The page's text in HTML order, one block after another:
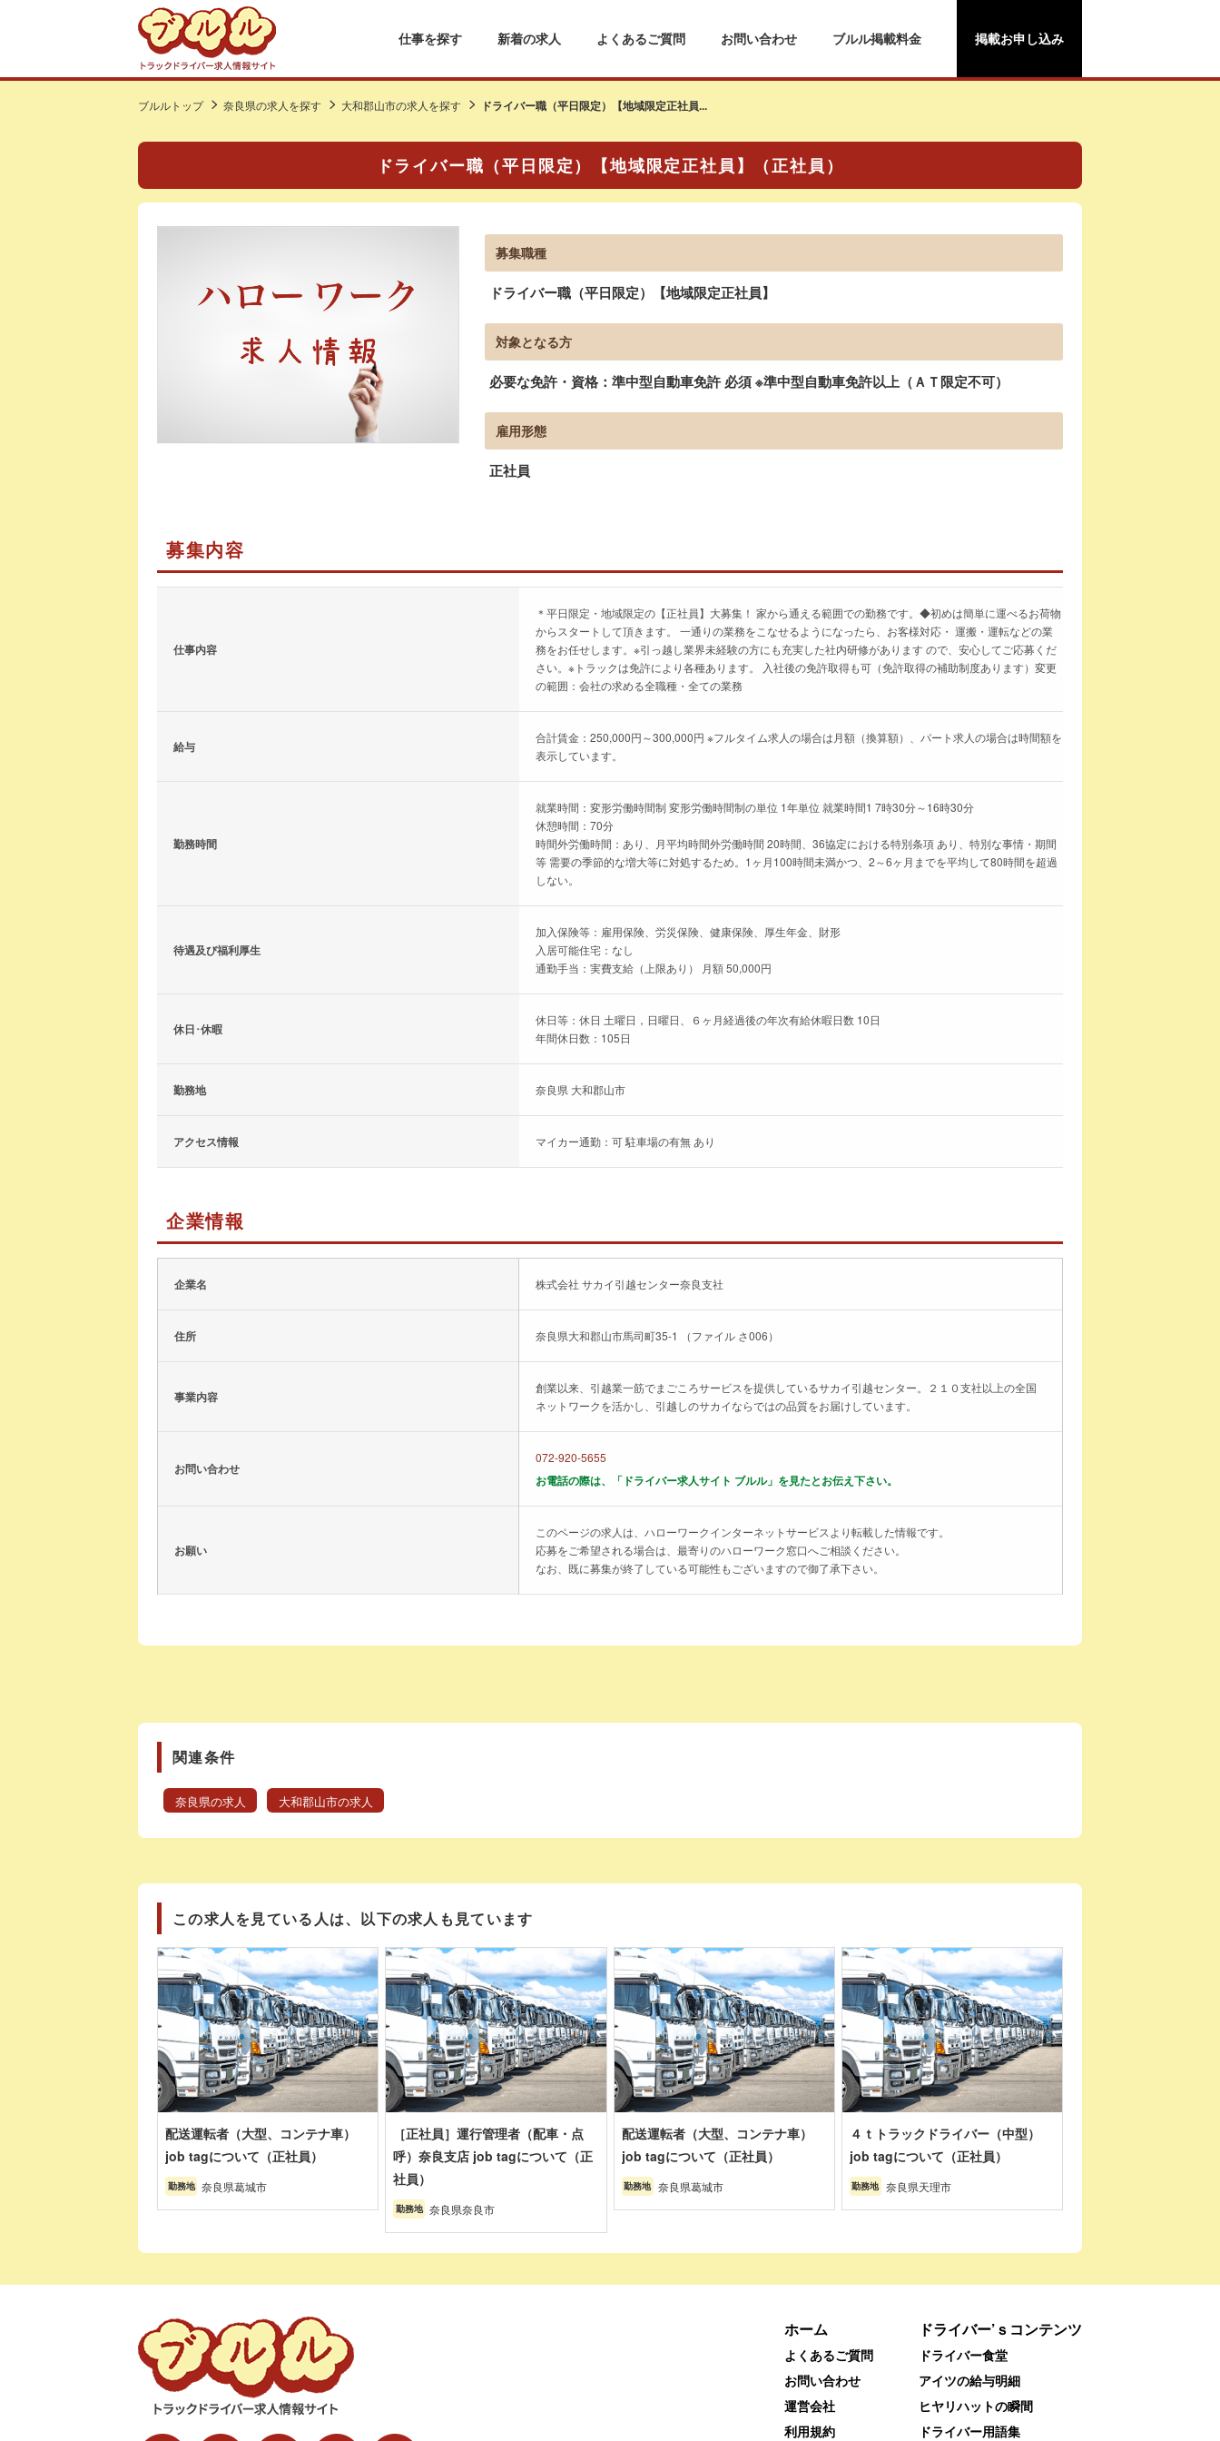
仕事を探す 新着の求人 よくあるご質問 お問い合わせ ブルル掲載料金 掲載お申し込み
ブルルトップ 奈良県の求人を探す 大和郡山市の求人を探す ドライバー職（平日限定）【地域限定正社員...
ドライバー職（平日限定）【地域限定正社員】（正社員）
募集職種
ドライバー職（平日限定）【地域限定正社員】
対象となる方
必要な免許・資格：準中型自動車免許 必須 ※準中型自動車免許以上（ＡＴ限定不可）
雇用形態
正社員
募集内容
仕事内容
＊平日限定・地域限定の【正社員】大募集！ 家から通える範囲での勤務です。◆初めは簡単に運べるお荷物
からスタートして頂きます。 一通りの業務をこなせるようになったら、お客様対応・ 運搬・運転などの業
務をお任せします。※引っ越し業界未経験の方にも充実した社内研修があります ので、安心してご応募くだ
さい。※トラックは免許により各種あります。 入社後の免許取得も可（免許取得の補助制度あります）変更
の範囲：会社の求める全職種・全ての業務
給与
合計賃金：250,000円～300,000円 ※フルタイム求人の場合は月額（換算額）、パート求人の場合は時間額を
表示しています。
勤務時間
就業時間：変形労働時間制 変形労働時間制の単位 1年単位 就業時間1 7時30分～16時30分
休憩時間：70分
時間外労働時間：あり、月平均時間外労働時間 20時間、36協定における特別条項 あり、特別な事情・期間
等 需要の季節的な増大等に対処するため。1ヶ月100時間未満かつ、2～6ヶ月までを平均して80時間を超過
しない。
待遇及び福利厚生
加入保険等：雇用保険、労災保険、健康保険、厚生年金、財形
入居可能住宅：なし
通勤手当：実費支給（上限あり） 月額 50,000円
休日･休暇
休日等：休日 土曜日，日曜日、６ヶ月経過後の年次有給休暇日数 10日
年間休日数：105日
勤務地 奈良県 大和郡山市
アクセス情報 マイカー通勤：可 駐車場の有無 あり
企業情報
企業名 株式会社 サカイ引越センター奈良支社
住所 奈良県大和郡山市馬司町35-1 （ファイル さ006）
事業内容
創業以来、引越業一筋でまごころサービスを提供しているサカイ引越センター。２１０支社以上の全国
ネットワークを活かし、引越しのサカイならではの品質をお届けしています。
お問い合わせ
072-920-5655
お電話の際は、「ドライバー求人サイト ブルル」を見たとお伝え下さい。
お願い
このページの求人は、ハローワークインターネットサービスより転載した情報です。
応募をご希望される場合は、最寄りのハローワーク窓口へご相談ください。
なお、既に募集が終了している可能性もございますので御了承下さい。
関連条件
奈良県の求人 大和郡山市の求人
この求人を見ている人は、以下の求人も見ています
配送運転者（大型、コンテナ車）
job tagについて（正社員）
勤務地 奈良県葛城市
［正社員］運行管理者（配車・点
呼）奈良支店 job tagについて（正
社員）
勤務地 奈良県奈良市
配送運転者（大型、コンテナ車）
job tagについて（正社員）
勤務地 奈良県葛城市
４ｔトラックドライバー（中型）
job tagについて（正社員）
勤務地 奈良県天理市
ホーム
よくあるご質問
お問い合わせ
運営会社
利用規約
ドライバー’ｓコンテンツ
ドライバー食堂
アイツの給与明細
ヒヤリハットの瞬間
ドライバー用語集